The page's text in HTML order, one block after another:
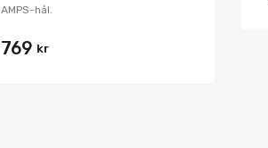
AMPS-hål.
769 kr